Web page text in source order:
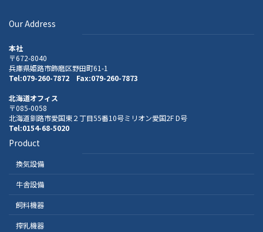
Our Address
本社
〒672-8040
兵庫県姫路市飾磨区野田町61-1
Tel:079-260-7872 Fax:079-260-7873
北海道オフィス
〒085-0058
北海道釧路市愛国東２丁目55番10号ミリオン愛国2F D号
Tel:0154-68-5020
Product
換気設備
牛舎設備
飼料機器
搾乳機器